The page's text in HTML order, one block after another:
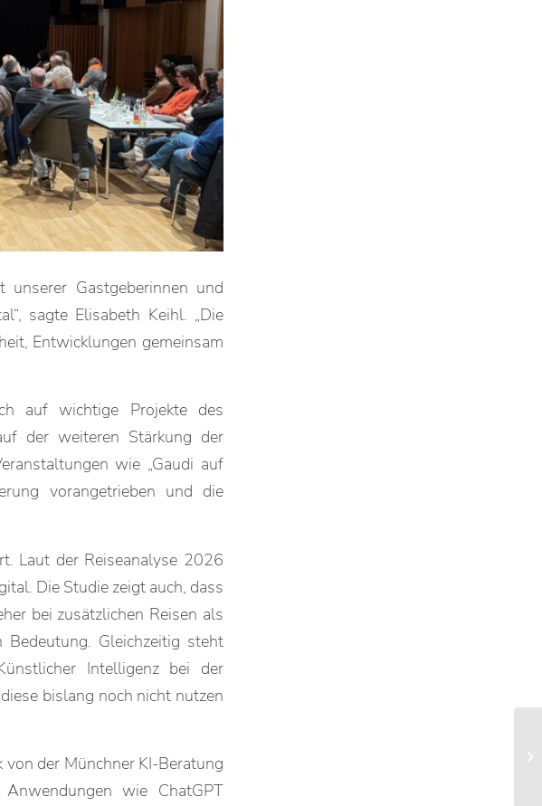
unserer Gastgeberinnen und
sagte Elisabeth Keihl. „Die
Entwicklungen gemeinsam
auf wichtige Projekte des
der weiteren Stärkung der
wie „Gaudi auf
vorangetrieben und die
Laut der Reiseanalyse 2026
Die Studie zeigt auch, dass
bei zusätzlichen Reisen als
Gleichzeitig steht
Intelligenz bei der
bislang noch nicht nutzen
der Münchner KI-Beratung
wie ChatGPT